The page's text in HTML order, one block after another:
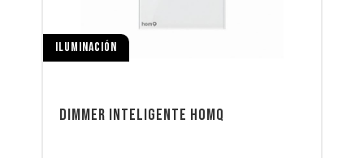
ILUMINACIÓN
DIMMER INTELIGENTE HOMQ